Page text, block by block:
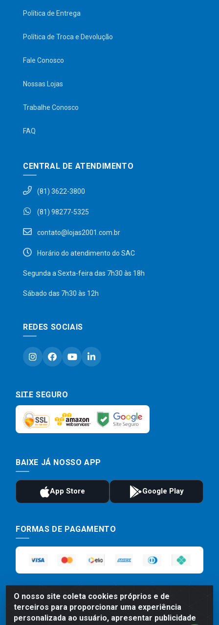
O nosso site coleta cookies próprios e de
terceiros para proporcionar uma experiência
personalizada ao usuário, apresentar publicidade
Política de Entrega
Política de Troca e Devolução
Fale Conosco
Nossas Lojas
Trabalhe Conosco
FAQ
CENTRAL DE ATENDIMENTO
(81) 3622-3800
(81) 98277-5325
contato@lojas2001.com.br
Horário do atendimento do SAC
Segunda a Sexta-feira das 7h30 às 18h
Sábado das 7h30 às 12h
REDES SOCIAIS
SITE SEGURO
BAIXE JÁ NOSSO APP
FORMAS DE PAGAMENTO